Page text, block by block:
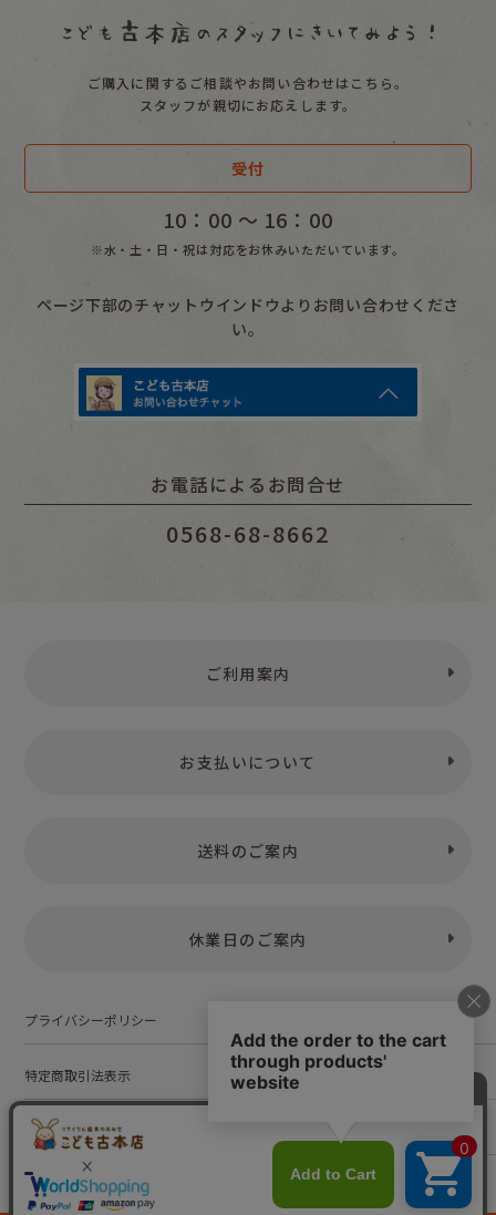
ご購入に関するご相談やお問い合わせはこちら。
スタッフが親切にお応えします。
受付
10：00 〜 16：00
※水・土・日・祝は対応をお休みいただいています。
ページ下部のチャットウインドウよりお問い合わせくださ
い。
お電話によるお問合せ
0568-68-8662
ご利用案内
お支払いについて
送料のご案内
休業日のご案内
プライバシーポリシー
特定商取引法表示
お問い合わせ